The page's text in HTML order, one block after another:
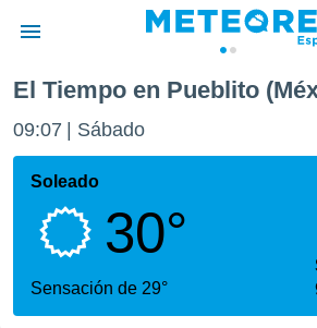
de
por
que se
calidad.
a este
las
El Tiempo en Pueblito
09:07 Sábado
Soleado
30°
Sensación de 29°